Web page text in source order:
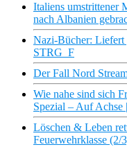
Italiens umstrittener
nach Albanien
Nazi-Bücher: Liefert
STRG_F
Der Fall Nord
Wie nahe sind sich
Spezial – Auf Achse
Löschen & Leben
Feuerwehrklasse